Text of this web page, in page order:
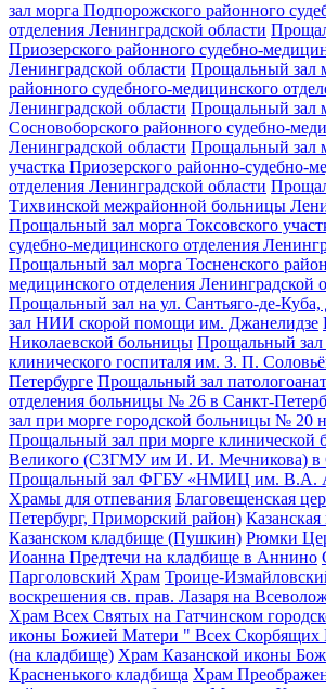
зал морга Подпорожского районного
отделения Ленинградской области
Приозерского районного судебно-
Ленинградской области Прощальный зал
районного судебного-медицинского
Ленинградской области Прощальный зал
Сосновоборского районного судебно-
Ленинградской области Прощальный зал
участка Приозерского районно-судебно-
отделения Ленинградской области
Тихвинской межрайонной больницы
Прощальный зал морга Токсовского
судебно-медицинского отделения
Прощальный зал морга Тосненского
медицинского отделения Ленинградской
Прощальный зал на ул. Сантьяго-де-Куба,
зал НИИ скорой помощи им. Джанелидзе
Николаевской больницы Прощальный зал
клинического госпиталя им. З. П.
Петербурге Прощальный зал
отделения больницы № 26 в Санкт-
зал при морге городской больницы № 20
Прощальный зал при морге клинической
Великого (СЗГМУ им И. И. Мечникова) в
Прощальный зал ФГБУ «НМИЦ им. В.А.
Храмы для отпевания Благовещенская
Петербург, Приморский район) Казанская
Казанском кладбище (Пушкин) Рюмки
Иоанна Предтечи на кладбище в Аннино
Парголовский Храм Троице-
воскрешения св. прав. Лазаря на
Храм Всех Святых на Гатчинском
иконы Божией Матери " Всех Скорбящих
(на кладбище) Храм Казанской иконы
Красненького кладбища Храм